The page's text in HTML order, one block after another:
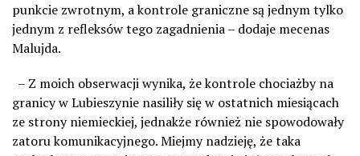
punkcie zwrotnym, a kontrole graniczne są jednym tylko
jednym z refleksów tego zagadnienia – dodaje mecenas
Malujda.
– Z moich obserwacji wynika, że kontrole chociażby na
granicy w Lubieszynie nasiliły się w ostatnich miesiącach
ze strony niemieckiej, jednakże również nie spowodowały
zatoru komunikacyjnego. Miejmy nadzieję, że taka